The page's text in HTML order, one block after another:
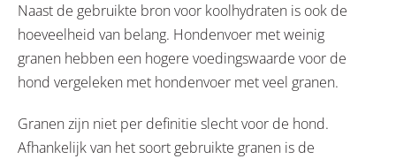
Naast de gebruikte bron voor koolhydraten is ook de
hoeveelheid van belang. Hondenvoer met weinig
granen hebben een hogere voedingswaarde voor de
hond vergeleken met hondenvoer met veel granen.
Granen zijn niet per definitie slecht voor de hond.
Afhankelijk van het soort gebruikte granen is de